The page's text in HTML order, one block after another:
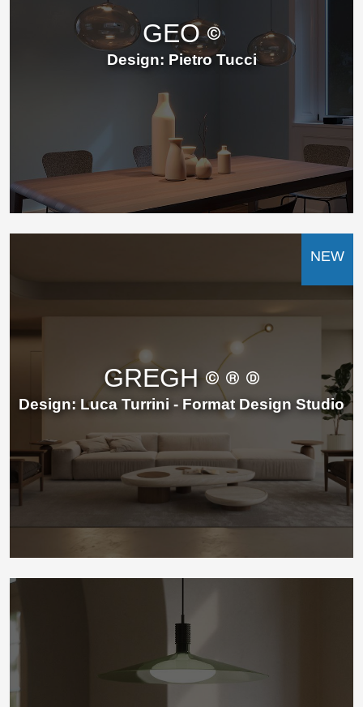
GEO
Design: Pietro Tucci
NEW
GREGH
Design: Luca Turrini - Format Design Studio